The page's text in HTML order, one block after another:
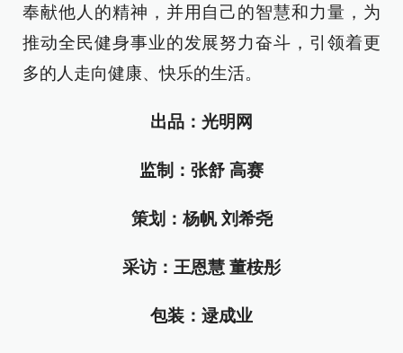
奉献他人的精神，并用自己的智慧和力量，为
推动全民健身事业的发展努力奋斗，引领着更
多的人走向健康、快乐的生活。
出品：光明网
监制：张舒 高赛
策划：杨帆 刘希尧
采访：王恩慧 董桉彤
包装：逯成业